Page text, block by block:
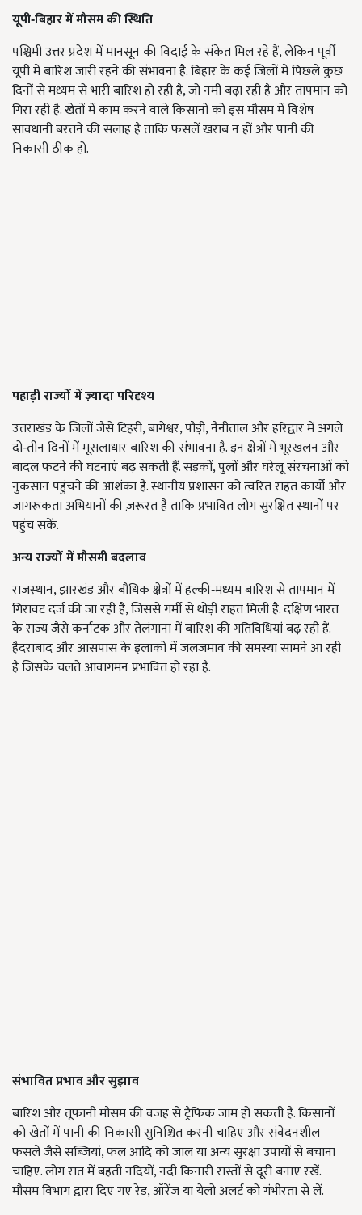
यूपी‑बिहार में मौसम की स्थिति
पश्चिमी उत्तर प्रदेश में मानसून की विदाई के संकेत मिल रहे हैं, लेकिन पूर्वी
यूपी में बारिश जारी रहने की संभावना है. बिहार के कई जिलों में पिछले कुछ
दिनों से मध्यम से भारी बारिश हो रही है, जो नमी बढ़ा रही है और तापमान को
गिरा रही है. खेतों में काम करने वाले किसानों को इस मौसम में विशेष
सावधानी बरतने की सलाह है ताकि फसलें खराब न हों और पानी की
निकासी ठीक हो.
पहाड़ी राज्यों में ज़्यादा परिदृश्य
उत्तराखंड के जिलों जैसे टिहरी, बागेश्वर, पौड़ी, नैनीताल और हरिद्वार में अगले
दो‑तीन दिनों में मूसलाधार बारिश की संभावना है. इन क्षेत्रों में भूस्खलन और
बादल फटने की घटनाएं बढ़ सकती हैं. सड़कों, पुलों और घरेलू संरचनाओं को
नुकसान पहुंचने की आशंका है. स्थानीय प्रशासन को त्वरित राहत कार्यों और
जागरूकता अभियानों की ज़रूरत है ताकि प्रभावित लोग सुरक्षित स्थानों पर
पहुंच सकें.
अन्य राज्यों में मौसमी बदलाव
राजस्थान, झारखंड और बौधिक क्षेत्रों में हल्की‑मध्यम बारिश से तापमान में
गिरावट दर्ज की जा रही है, जिससे गर्मी से थोड़ी राहत मिली है. दक्षिण भारत
के राज्य जैसे कर्नाटक और तेलंगाना में बारिश की गतिविधियां बढ़ रही हैं.
हैदराबाद और आसपास के इलाकों में जलजमाव की समस्या सामने आ रही
है जिसके चलते आवागमन प्रभावित हो रहा है.
संभावित प्रभाव और सुझाव
बारिश और तूफानी मौसम की वजह से ट्रैफिक जाम हो सकती है. किसानों
को खेतों में पानी की निकासी सुनिश्चित करनी चाहिए और संवेदनशील
फसलें जैसे सब्ज़ियां, फल आदि को जाल या अन्य सुरक्षा उपायों से बचाना
चाहिए. लोग रात में बहती नदियों, नदी किनारी रास्तों से दूरी बनाए रखें.
मौसम विभाग द्वारा दिए गए रेड, ऑरेंज या येलो अलर्ट को गंभीरता से लें.